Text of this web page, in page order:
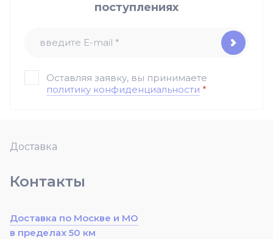
Доставка
Контакты
Доставка по Москве и МО
в пределах 50 км
поступлениях
Оставляя заявку, вы принимаете
политику конфиденциальности *